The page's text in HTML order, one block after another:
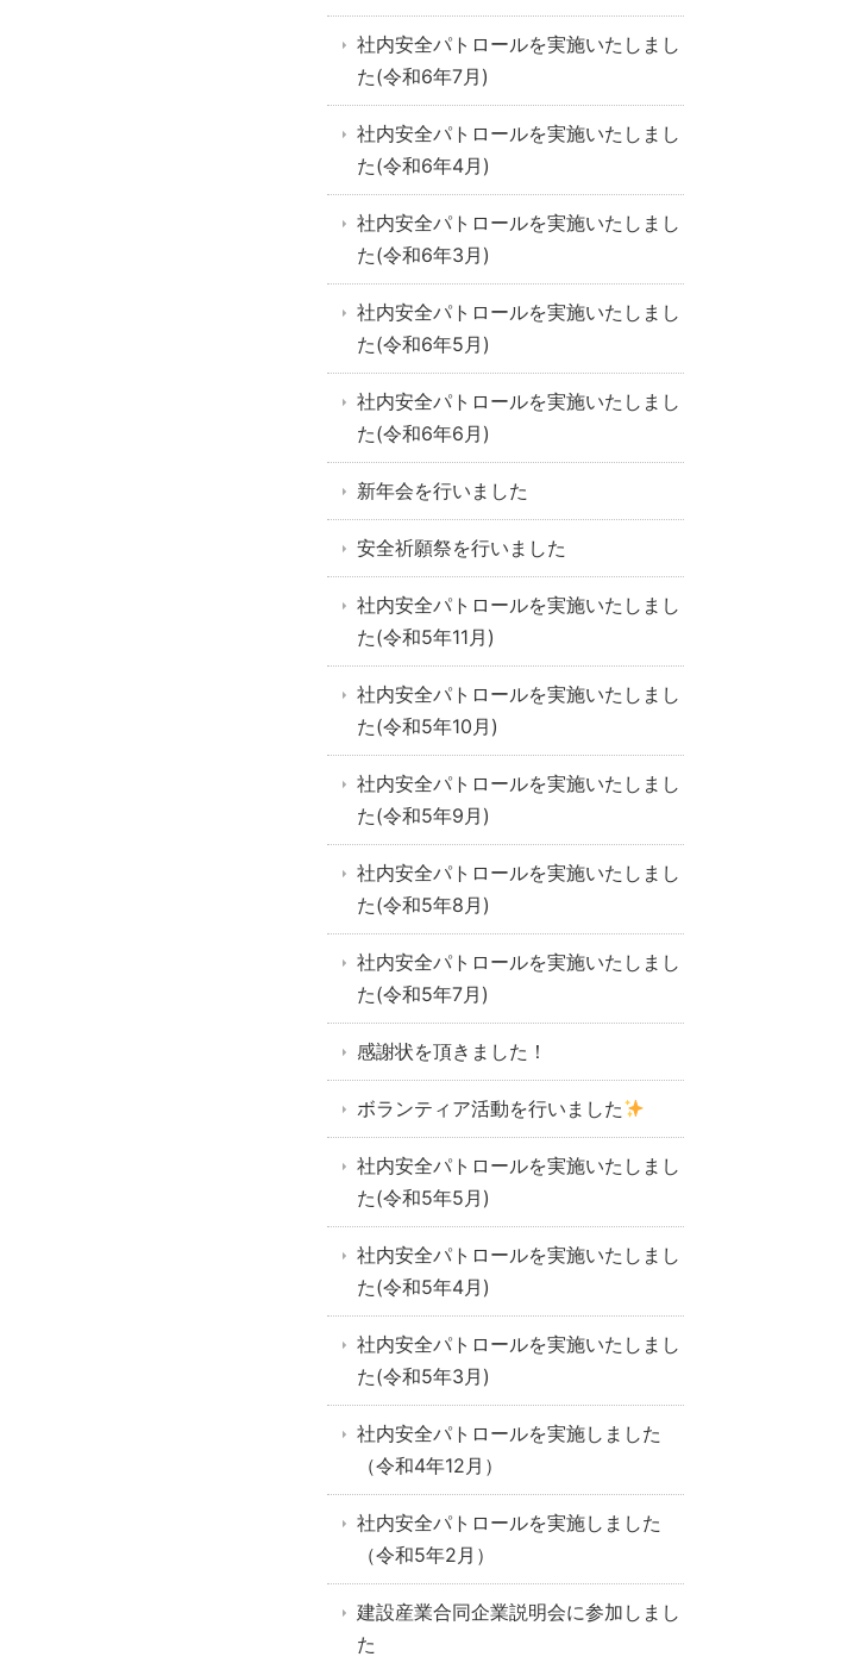
社内安全パトロールを実施いたしまし
た(令和6年7月)
社内安全パトロールを実施いたしまし
た(令和6年4月)
社内安全パトロールを実施いたしまし
た(令和6年3月)
社内安全パトロールを実施いたしまし
た(令和6年5月)
社内安全パトロールを実施いたしまし
た(令和6年6月)
新年会を行いました
安全祈願祭を行いました
社内安全パトロールを実施いたしまし
た(令和5年11月)
社内安全パトロールを実施いたしまし
た(令和5年10月)
社内安全パトロールを実施いたしまし
た(令和5年9月)
社内安全パトロールを実施いたしまし
た(令和5年8月)
社内安全パトロールを実施いたしまし
た(令和5年7月)
感謝状を頂きました！
ボランティア活動を行いました
社内安全パトロールを実施いたしまし
た(令和5年5月)
社内安全パトロールを実施いたしまし
た(令和5年4月)
社内安全パトロールを実施いたしまし
た(令和5年3月)
社内安全パトロールを実施しました
（令和4年12月）
社内安全パトロールを実施しました
（令和5年2月）
建設産業合同企業説明会に参加しまし
た